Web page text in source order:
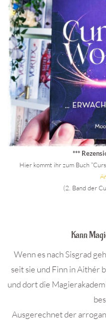
***
Hier kommt ihr zum Buch
(2. Band der
Kann
Wenn es nach Sisgrad
seit sie und Finn in Aithér
und dort die
Ausgerechnet der